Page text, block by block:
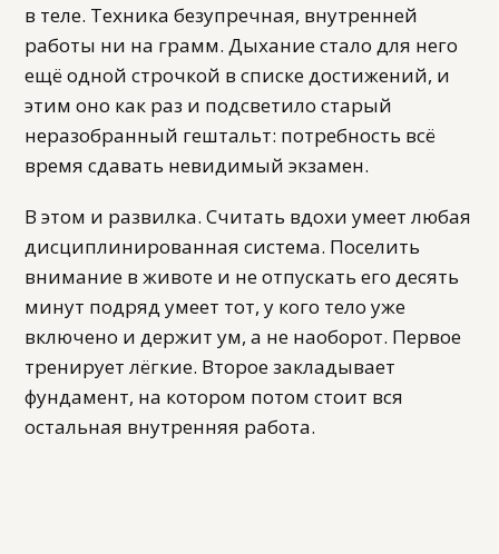
в теле. Техника безупречная, внутренней
работы ни на грамм. Дыхание стало для него
ещё одной строчкой в списке достижений, и
этим оно как раз и подсветило старый
неразобранный гештальт: потребность всё
время сдавать невидимый экзамен.
В этом и развилка. Считать вдохи умеет любая
дисциплинированная система. Поселить
внимание в животе и не отпускать его десять
минут подряд умеет тот, у кого тело уже
включено и держит ум, а не наоборот. Первое
тренирует лёгкие. Второе закладывает
фундамент, на котором потом стоит вся
остальная внутренняя работа.